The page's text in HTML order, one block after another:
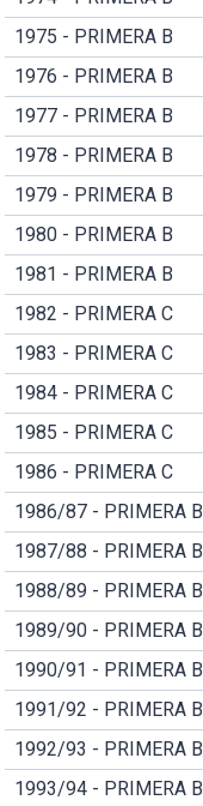
1975 - PRIMERA B
1976 - PRIMERA B
1977 - PRIMERA B
1978 - PRIMERA B
1979 - PRIMERA B
1980 - PRIMERA B
1981 - PRIMERA B
1982 - PRIMERA C
1983 - PRIMERA C
1984 - PRIMERA C
1985 - PRIMERA C
1986 - PRIMERA C
1986/87 - PRIMERA B
1987/88 - PRIMERA B
1988/89 - PRIMERA B
1989/90 - PRIMERA B
1990/91 - PRIMERA B
1991/92 - PRIMERA B
1992/93 - PRIMERA B
1993/94 - PRIMERA B